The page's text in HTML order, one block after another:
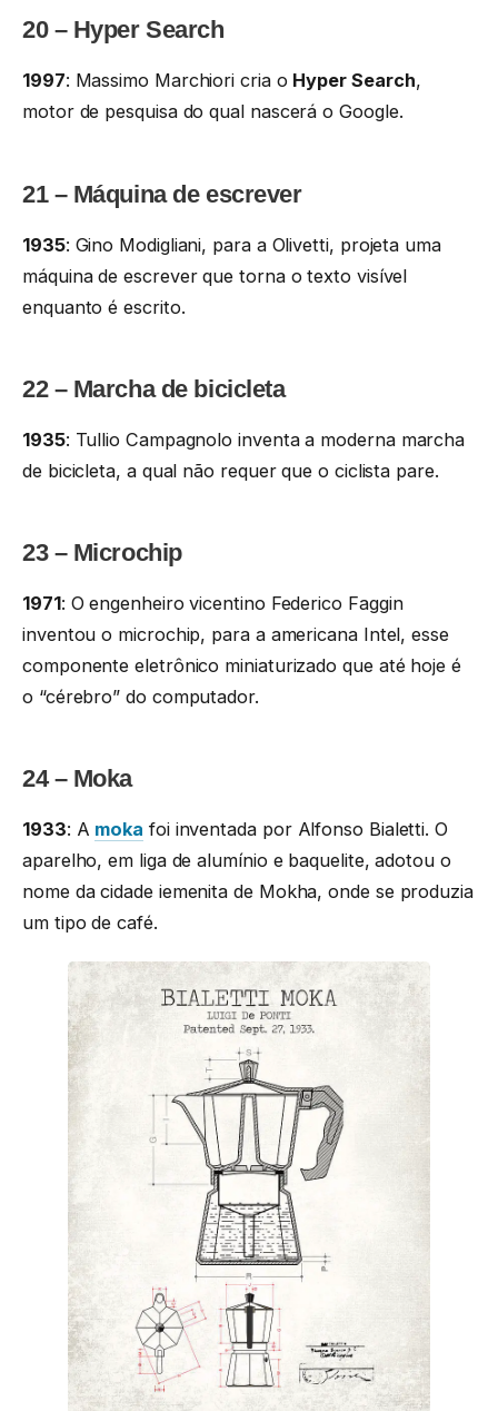
20 – Hyper Search
1997: Massimo Marchiori cria o Hyper Search,
motor de pesquisa do qual nascerá o Google.
21 – Máquina de escrever
1935: Gino Modigliani, para a Olivetti, projeta uma
máquina de escrever que torna o texto visível
enquanto é escrito.
22 – Marcha de bicicleta
1935: Tullio Campagnolo inventa a moderna marcha
de bicicleta, a qual não requer que o ciclista pare.
23 – Microchip
1971: O engenheiro vicentino Federico Faggin
inventou o microchip, para a americana Intel, esse
componente eletrônico miniaturizado que até hoje é
o “cérebro” do computador.
24 – Moka
1933: A moka foi inventada por Alfonso Bialetti. O
aparelho, em liga de alumínio e baquelite, adotou o
nome da cidade iemenita de Mokha, onde se produzia
um tipo de café.